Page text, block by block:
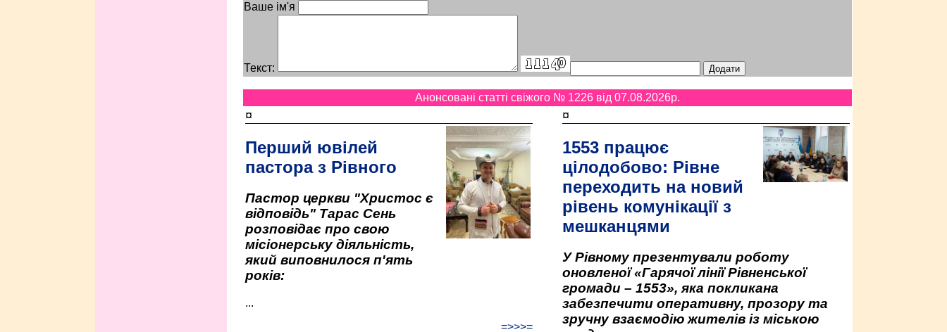
Ваше ім'я
Текст:
Анонсовані статті свіжого № 1226 від 07.08.2026p.
¤
Перший ювілей
пастора з Рівного
Пастор церкви "Христос є
відповідь" Тарас Сень
розповідає про свою
місіонерську діяльність,
який виповнилося п'ять
років:
...
=>>>=
¤
1553 працює
цілодобово: Рівне
переходить на новий
рівень комунікації з
мешканцями
У Рівному презентували роботу
оновленої «Гарячої лінії Рівненської
громади – 1553», яка покликана
забезпечити оперативну, прозору та
зручну взаємодію жителів із міською